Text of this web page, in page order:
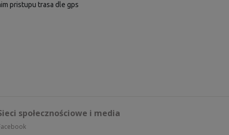
pristupu trasa dle gps
społecznościowe i media